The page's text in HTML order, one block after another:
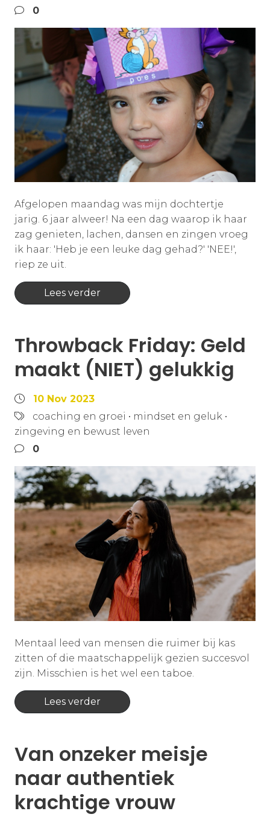
0
Afgelopen maandag was mijn dochtertje
jarig. 6 jaar alweer! Na een dag waarop ik haar
zag genieten, lachen, dansen en zingen vroeg
ik haar: 'Heb je een leuke dag gehad?' 'NEE!',
riep ze uit.
Lees verder
Throwback Friday: Geld
maakt (NIET) gelukkig
10 Nov 2023
coaching en groei • mindset en geluk •
zingeving en bewust leven
0
Mentaal leed van mensen die ruimer bij kas
zitten of die maatschappelijk gezien succesvol
zijn. Misschien is het wel een taboe.
Lees verder
Van onzeker meisje
naar authentiek
krachtige vrouw